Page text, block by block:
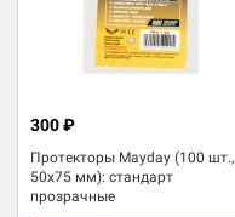
Протекторы Mayday (100 шт.,
50x75 мм): стандарт
прозрачные
300 ₽